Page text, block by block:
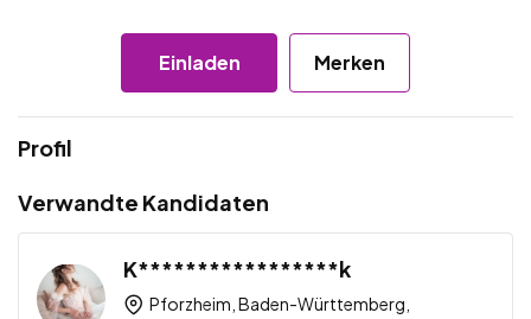
Einladen Merken
Profil
Verwandte Kandidaten
K*****************k
Pforzheim, Baden-Württemberg,